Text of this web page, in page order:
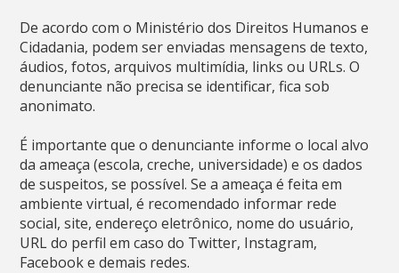
De acordo com o Ministério dos Direitos Humanos e
Cidadania, podem ser enviadas mensagens de texto,
áudios, fotos, arquivos multimídia, links ou URLs. O
denunciante não precisa se identificar, fica sob
anonimato.
É importante que o denunciante informe o local alvo
da ameaça (escola, creche, universidade) e os dados
de suspeitos, se possível. Se a ameaça é feita em
ambiente virtual, é recomendado informar rede
social, site, endereço eletrônico, nome do usuário,
URL do perfil em caso do Twitter, Instagram,
Facebook e demais redes.